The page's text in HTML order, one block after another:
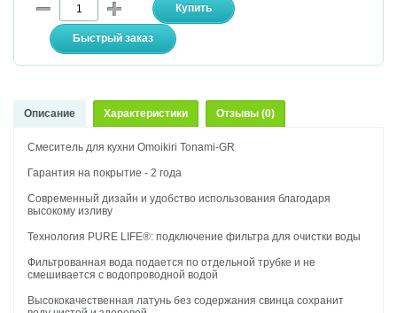
Описание Характеристики Отзывы (0)
Смеситель для кухни Omoikiri Tonami-GR
Гарантия на покрытие - 2 года
Современный дизайн и удобство использования благодаря
высокому изливу
Технология PURE LIFE®: подключение фильтра для очистки воды
Фильтрованная вода подается по отдельной трубке и не
смешивается с водопроводной водой
Высококачественная латунь без содержания свинца сохранит